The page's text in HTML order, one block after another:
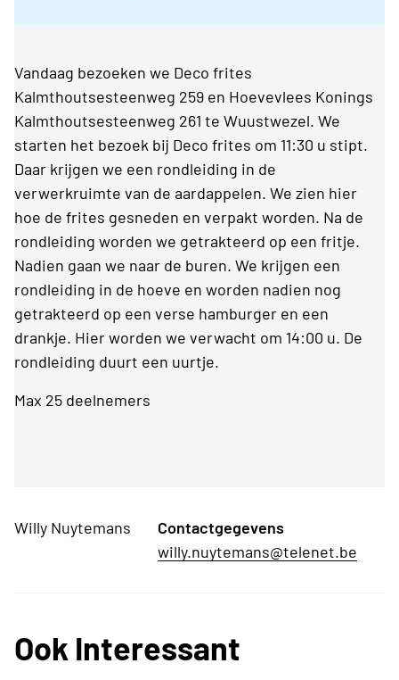
Vandaag bezoeken we Deco frites
Kalmthoutsesteenweg 259 en Hoevevlees Konings
Kalmthoutsesteenweg 261 te Wuustwezel. We
starten het bezoek bij Deco frites om 11:30 u stipt.
Daar krijgen we een rondleiding in de
verwerkruimte van de aardappelen. We zien hier
hoe de frites gesneden en verpakt worden. Na de
rondleiding worden we getrakteerd op een fritje.
Nadien gaan we naar de buren. We krijgen een
rondleiding in de hoeve en worden nadien nog
getrakteerd op een verse hamburger en een
drankje. Hier worden we verwacht om 14:00 u. De
rondleiding duurt een uurtje.
Max 25 deelnemers
Willy Nuytemans
Contactgegevens
willy.nuytemans@telenet.be
Ook Interessant